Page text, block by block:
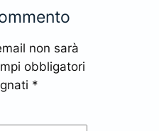
non sarà
obbligatori
*